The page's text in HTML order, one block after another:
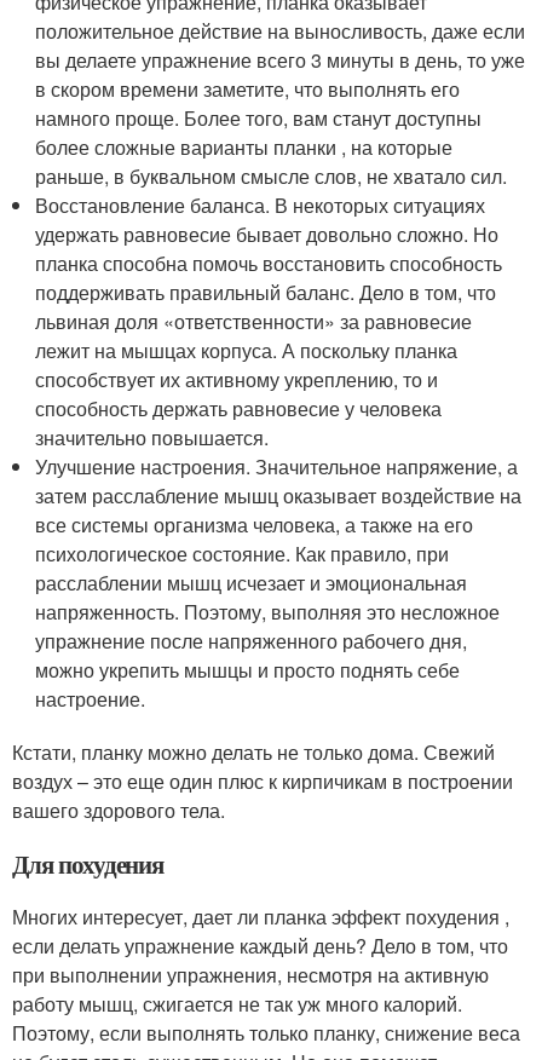
положительное действие на выносливость, даже если
вы делаете упражнение всего 3 минуты в день, то уже
в скором времени заметите, что выполнять его
намного проще. Более того, вам станут доступны
более сложные варианты планки , на которые
раньше, в буквальном смысле слов, не хватало сил.
Восстановление баланса. В некоторых ситуациях
удержать равновесие бывает довольно сложно. Но
планка способна помочь восстановить способность
поддерживать правильный баланс. Дело в том, что
львиная доля «ответственности» за равновесие
лежит на мышцах корпуса. А поскольку планка
способствует их активному укреплению, то и
способность держать равновесие у человека
значительно повышается.
Улучшение настроения. Значительное напряжение, а
затем расслабление мышц оказывает воздействие на
все системы организма человека, а также на его
психологическое состояние. Как правило, при
расслаблении мышц исчезает и эмоциональная
напряженность. Поэтому, выполняя это несложное
упражнение после напряженного рабочего дня,
можно укрепить мышцы и просто поднять себе
настроение.
Кстати, планку можно делать не только дома. Свежий
воздух – это еще один плюс к кирпичикам в построении
вашего здорового тела.
Для похудения
Многих интересует, дает ли планка эффект похудения ,
если делать упражнение каждый день? Дело в том, что
при выполнении упражнения, несмотря на активную
работу мышц, сжигается не так уж много калорий.
Поэтому, если выполнять только планку, снижение веса